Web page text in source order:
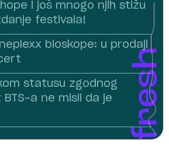
i još mnogo njih stižu
festivala!
bioskope: u prodaji
statusu zgodnog
a ne misli da je